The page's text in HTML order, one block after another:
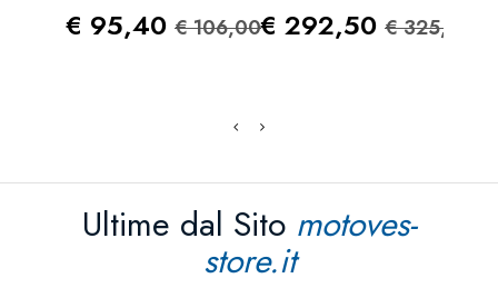
Prezzo
€ 95,40 Prezzo Standard
€ 106,00Prezzo
€ 292,50 Prezzo
€ 325,00
Ultime dal Sito motoves-
store.it